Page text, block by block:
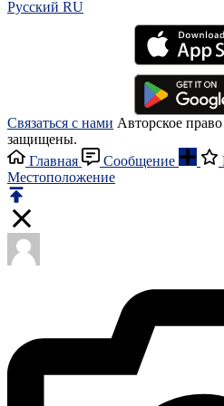
Русский RU‎
Связаться с нами Авторское
защищены.
Главная
Сообщение
Местоположение